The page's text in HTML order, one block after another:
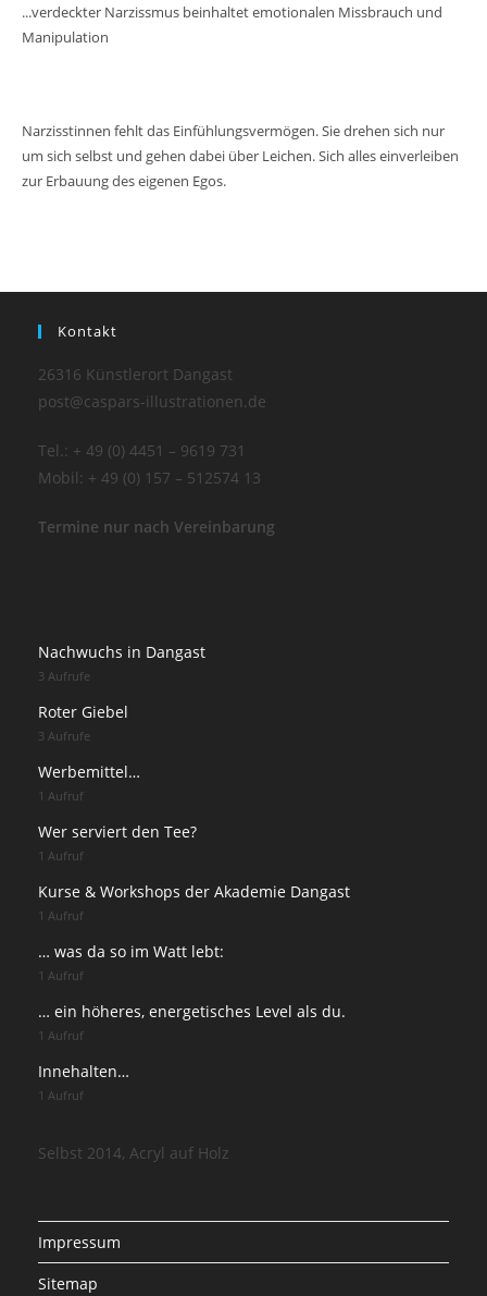
...verdeckter Narzissmus beinhaltet emotionalen Missbrauch und
Manipulation
Narzisstinnen fehlt das Einfühlungsvermögen. Sie drehen sich nur
um sich selbst und gehen dabei über Leichen. Sich alles einverleiben
zur Erbauung des eigenen Egos.
Kontakt
26316 Künstlerort Dangast
post@caspars-illustrationen.de
Tel.: + 49 (0) 4451 – 9619 731
Mobil: + 49 (0) 157 – 512574 13
Termine nur nach Vereinbarung
Nachwuchs in Dangast
3 Aufrufe
Roter Giebel
3 Aufrufe
Werbemittel…
1 Aufruf
Wer serviert den Tee?
1 Aufruf
Kurse & Workshops der Akademie Dangast
1 Aufruf
… was da so im Watt lebt:
1 Aufruf
… ein höheres, energetisches Level als du.
1 Aufruf
Innehalten…
1 Aufruf
Selbst 2014, Acryl auf Holz
Impressum
Sitemap